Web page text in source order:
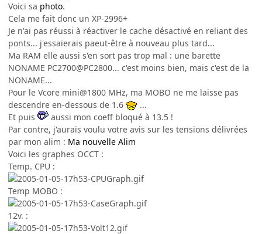
Voici sa photo.
Cela me fait donc un XP-2996+
Je n'ai pas réussi à réactiver le cache désactivé en reliant des
ponts... j'essaierais paeut-être à nouveau plus tard...
Ma RAM elle aussi s'en sort pas trop mal : une barette
NONAME PC2700@PC2800... c'est moins bien, mais c'est de la
NONAME...
Pour le Vcore mini@1800 MHz, ma MOBO ne me laisse pas
descendre en-dessous de 1.6
...
Et puis
aussi mon coeff bloqué à 13.5 !
Par contre, j'aurais voulu votre avis sur les tensions délivrées
par mon alim : Ma nouvelle Alim
Voici les graphes OCCT :
Temp. CPU :
Temp MOBO :
12v. :